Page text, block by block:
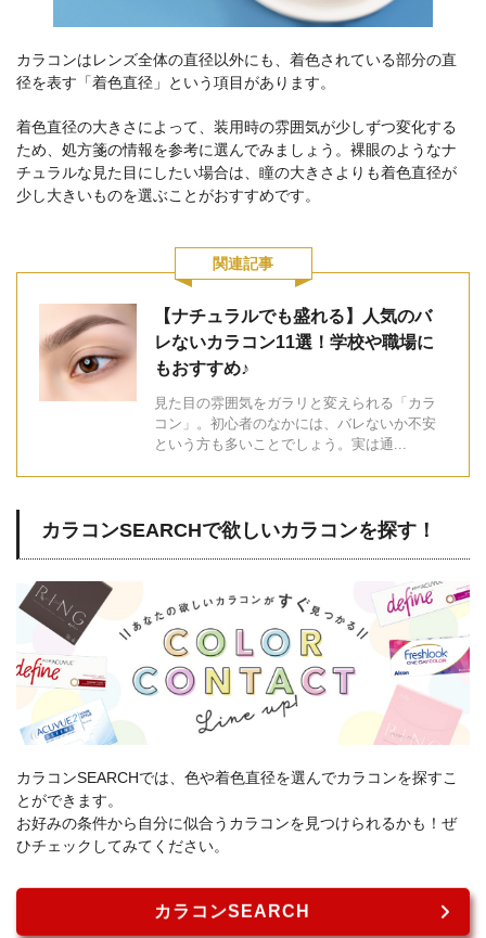
カラコンはレンズ全体の直径以外にも、着色されている部分の直
径を表す「着色直径」という項目があります。
着色直径の大きさによって、装用時の雰囲気が少しずつ変化する
ため、処方箋の情報を参考に選んでみましょう。裸眼のようなナ
チュラルな見た目にしたい場合は、瞳の大きさよりも着色直径が
少し大きいものを選ぶことがおすすめです。
関連記事
【ナチュラルでも盛れる】人気のバ
レないカラコン11選！学校や職場に
もおすすめ♪
見た目の雰囲気をガラリと変えられる「カラ
コン」。初心者のなかには、バレないか不安
という方も多いことでしょう。実は通...
カラコンSEARCHで欲しいカラコンを探す！
カラコンSEARCHでは、色や着色直径を選んでカラコンを探すこ
とができます。
お好みの条件から自分に似合うカラコンを見つけられるかも！ぜ
ひチェックしてみてください。
カラコンSEARCH